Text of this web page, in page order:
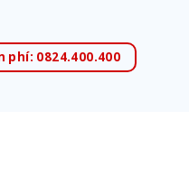
phí: 0824.400.400